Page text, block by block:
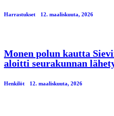
Harrastukset 12. maaliskuuta, 2026
Monen polun kautta
aloitti seurakunnan
Henkilöt 12. maaliskuuta, 2026